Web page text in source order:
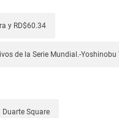
y RD$60.34
de la Serie Mundial.-
Duarte Square